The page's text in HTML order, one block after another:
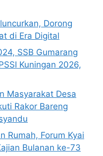
Dorong
di Era Digital
SSB Gumarang
Kuningan 2026,
Masyarakat Desa
Rakor Bareng
Rumah, Forum Kyai
Bulanan ke-73